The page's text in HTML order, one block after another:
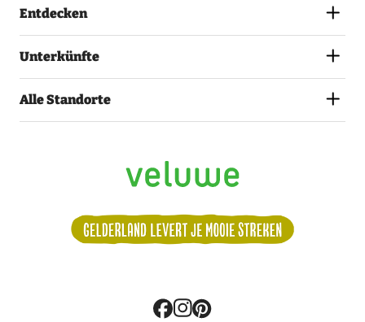
Entdecken
Unterkünfte
Alle Standorte